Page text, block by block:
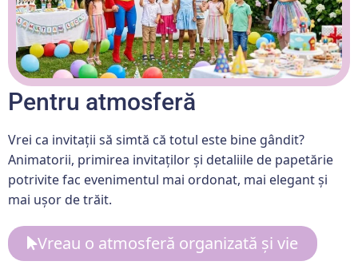
Pentru atmosferă
Vrei ca invitații să simtă că totul este bine gândit?
Animatorii, primirea invitaților și detaliile de papetărie
potrivite fac evenimentul mai ordonat, mai elegant și
mai ușor de trăit.
Vreau o atmosferă organizată și vie